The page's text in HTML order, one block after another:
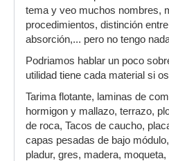
tema y veo muchos nombres,
procedimientos, distinción
absorción,... pero no tengo
Podriamos hablar un poco
utilidad tiene cada material si
Tarima flotante, laminas de
hormigon y mallazo, terrazo,
de roca, Tacos de caucho,
capas pesadas de bajo
pladur, gres, madera,